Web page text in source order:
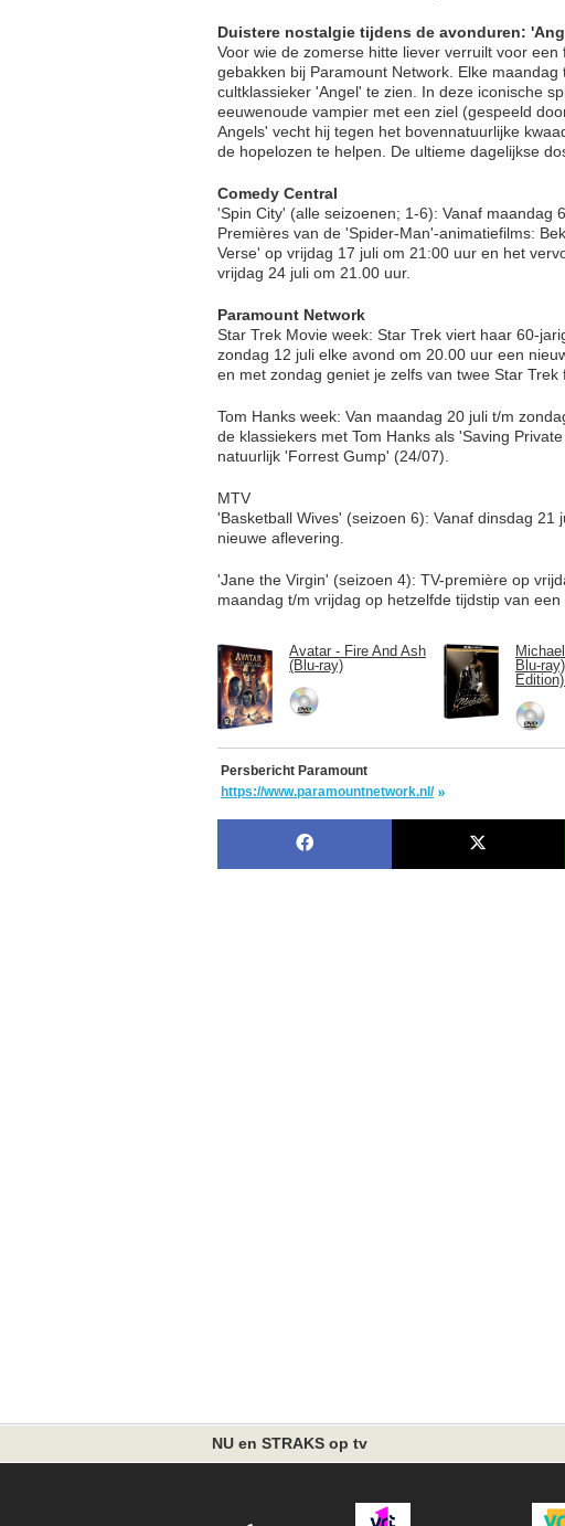
Duistere nostalgie tijdens de avonduren:
Voor wie de zomerse hitte liever verruilt voor
gebakken bij Paramount Network. Elke
cultklassieker 'Angel' te zien. In deze iconische
eeuwenoude vampier met een ziel (gespeeld
Angels' vecht hij tegen het bovennatuurlijke
de hopelozen te helpen. De ultieme dagelijkse
Comedy Central
'Spin City' (alle seizoenen; 1-6): Vanaf maandag
Premières van de 'Spider-Man'-animatiefilms:
Verse' op vrijdag 17 juli om 21:00 uur en het
vrijdag 24 juli om 21.00 uur.
Paramount Network
Star Trek Movie week: Star Trek viert haar 60-
zondag 12 juli elke avond om 20.00 uur een
en met zondag geniet je zelfs van twee Star Trek
Tom Hanks week: Van maandag 20 juli t/m
de klassiekers met Tom Hanks als 'Saving
natuurlijk 'Forrest Gump' (24/07).
MTV
'Basketball Wives' (seizoen 6): Vanaf dinsdag
nieuwe aflevering.
'Jane the Virgin' (seizoen 4): TV-première op
maandag t/m vrijdag op hetzelfde tijdstip van een
Avatar - Fire And Ash
(Blu-ray)
Blu-
Persbericht Paramount
https://www.paramountnetwork.nl/
NU en STRAKS op tv